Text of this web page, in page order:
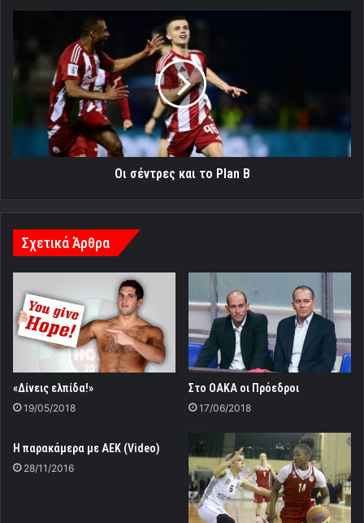
το
Οι σέντρες και το Plan B
Σχετικά Άρθρα
«Δίνεις ελπίδα!»
19/05/2018
Στο ΟΑΚΑ οι Πρόεδροι
17/06/2018
Η παρακάμερα με ΑΕΚ (Video)
28/11/2016